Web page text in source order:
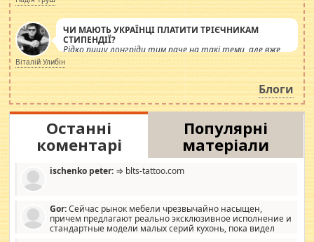
ЧИ МАЮТЬ УКРАЇНЦІ ПЛАТИТИ ТРІЄЧНИКАМ
СТИПЕНДІЇ?
Рідко пишу лонгріди тим паче на такі теми, але вже
просто дістало! Обурюють сьогоднішні інсенуації
навколо стипендіального питання. Штучно
роздувається ще одна соціальна катастрофа.
Віталій Улибін
Блоги
Останні
коментарі
Популярні
матеріали
ischenko peter: ⇒ blts-tattoo.com
Gor:Сейчас рынок мебели чрезвычайно насыщен,
причем предлагают реально эксклюзивное исполнение и
стандартные модели малых серий кухонь, пока видел